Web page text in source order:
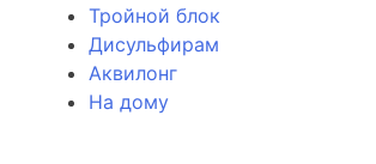
Тройной блок
Дисульфирам
Аквилонг
На дому